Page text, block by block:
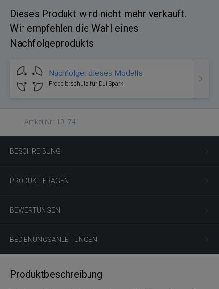
Dieses Produkt wird nicht mehr verkauft.
Wir empfehlen die Wahl eines
Nachfolgeprodukts
Nachfolger dieses Modells
Propellerschutz für DJI Spark
Artikel Nr.: 101741
BESCHREIBUNG
PRODUKT-FRAGEN
BEWERTUNGEN
BEDIENUNGSANLEITUNGEN
Produktbeschreibung